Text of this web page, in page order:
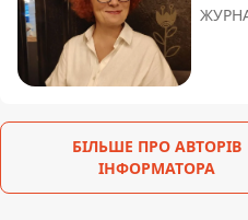
БІЛЬШЕ ПРО АВТОРІВ
ІНФОРМАТОРА